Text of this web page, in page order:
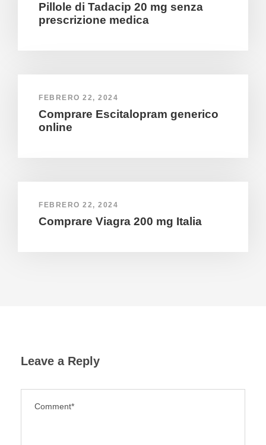
Pillole di Tadacip 20 mg senza
prescrizione medica
FEBRERO 22, 2024
Comprare Escitalopram generico
online
FEBRERO 22, 2024
Comprare Viagra 200 mg Italia
Leave a Reply